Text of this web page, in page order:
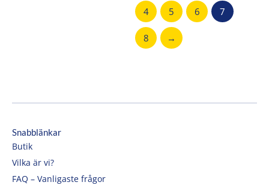
4 5 6 7
8 →
Snabblänkar
Butik
Vilka är vi?
FAQ – Vanligaste frågor